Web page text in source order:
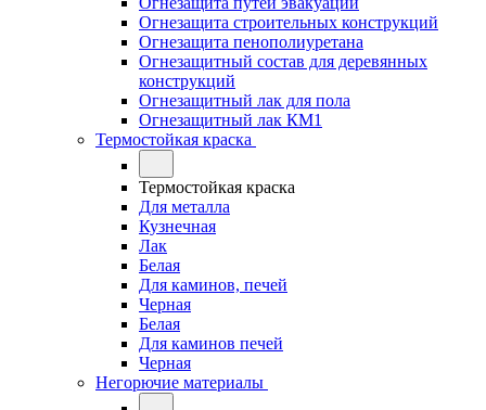
Огнезащита строительных конструкций
Огнезащита пенополиуретана
Огнезащитный состав для деревянных
конструкций
Огнезащитный лак для пола
Огнезащитный лак КМ1
Термостойкая краска
Термостойкая краска
Для металла
Кузнечная
Лак
Белая
Для каминов, печей
Черная
Белая
Для каминов печей
Черная
Негорючие материалы